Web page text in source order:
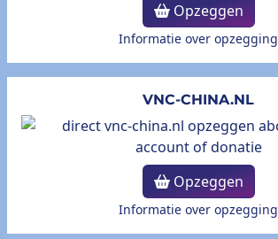
Opzeggen
Informatie over opzegging
VNC-CHINA.NL
Opzeggen
Informatie over opzegging